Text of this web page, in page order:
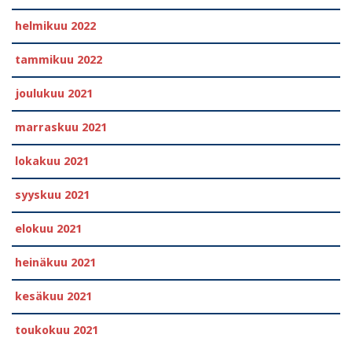
helmikuu 2022
tammikuu 2022
joulukuu 2021
marraskuu 2021
lokakuu 2021
syyskuu 2021
elokuu 2021
heinäkuu 2021
kesäkuu 2021
toukokuu 2021